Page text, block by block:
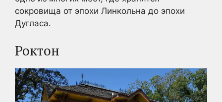
сокровища от эпохи Линкольна до эпохи
Дугласа.
Роктон